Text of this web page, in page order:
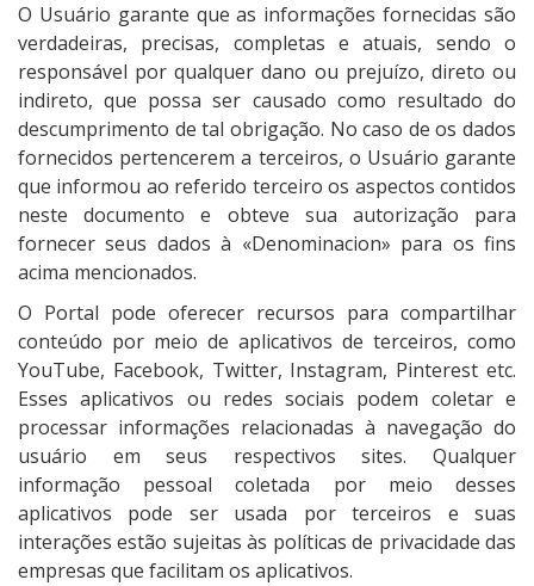
O Usuário garante que as informações fornecidas são
verdadeiras, precisas, completas e atuais, sendo o
responsável por qualquer dano ou prejuízo, direto ou
indireto, que possa ser causado como resultado do
descumprimento de tal obrigação. No caso de os dados
fornecidos pertencerem a terceiros, o Usuário garante
que informou ao referido terceiro os aspectos contidos
neste documento e obteve sua autorização para
fornecer seus dados à «Denominacion» para os fins
acima mencionados.
O Portal pode oferecer recursos para compartilhar
conteúdo por meio de aplicativos de terceiros, como
YouTube, Facebook, Twitter, Instagram, Pinterest etc.
Esses aplicativos ou redes sociais podem coletar e
processar informações relacionadas à navegação do
usuário em seus respectivos sites. Qualquer
informação pessoal coletada por meio desses
aplicativos pode ser usada por terceiros e suas
interações estão sujeitas às políticas de privacidade das
empresas que facilitam os aplicativos.